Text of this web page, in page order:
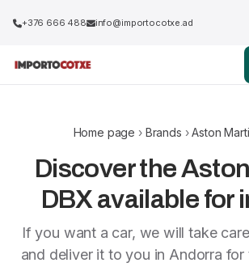
+376 666 488 info@importocotxe.ad
Home page › Brands ›Aston
Discover the
DBX available for
If you want a car, we will take
and deliver it to you in Andorra